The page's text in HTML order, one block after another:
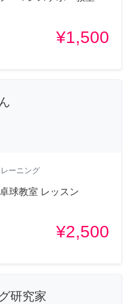
¥1,500
ーニング
球教室 レッスン
¥2,500
研究家